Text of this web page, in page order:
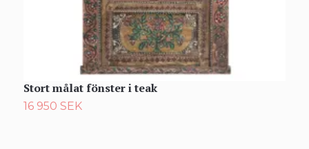
Stort målat fönster i teak
16 950 SEK